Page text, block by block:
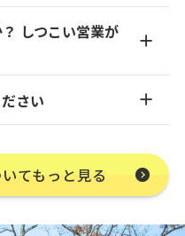
しつこい営業が
さい
てもっと見る